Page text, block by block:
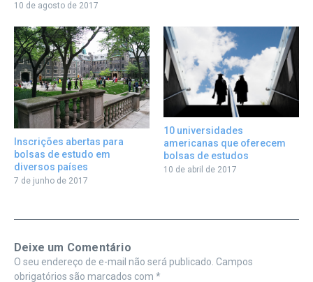
10 de agosto de 2017
Inscrições abertas para
bolsas de estudo em
diversos países
7 de junho de 2017
10 universidades
americanas que oferecem
bolsas de estudos
10 de abril de 2017
Deixe um Comentário
O seu endereço de e-mail não será publicado. Campos
obrigatórios são marcados com *